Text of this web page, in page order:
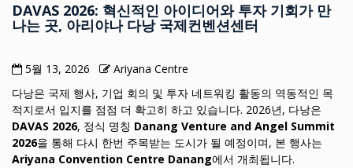
DAVAS 2026: 혁신적인 아이디어와 투자 기회가 만
나는 곳, 아리야나 다낭 국제컨벤션센터
5월 13, 2026
Ariyana Centre
다낭은 국제 행사, 기업 회의 및 투자 네트워킹 활동의 역동적인 목
적지로서 입지를 점점 더 확고히 하고 있습니다. 2026년, 다낭은
DAVAS 2026, 정식 명칭 Danang Venture and Angel Summit
2026을 통해 다시 한번 주목받는 도시가 될 예정이며, 본 행사는
Ariyana Convention Centre Danang에서 개최됩니다.